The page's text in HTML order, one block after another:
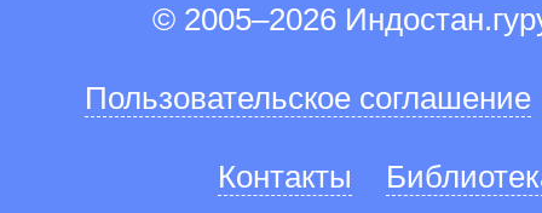
© 2005–2026
Пользовательское соглашение
Контакты